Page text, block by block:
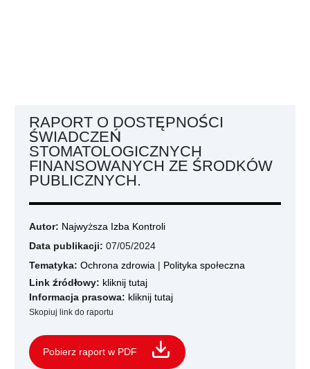
RAPORT O DOSTĘPNOŚCI
ŚWIADCZEŃ
STOMATOLOGICZNYCH
FINANSOWANYCH ZE ŚRODKÓW
PUBLICZNYCH.
Autor: Najwyższa Izba Kontroli
Data publikacji: 07/05/2024
Tematyka: Ochrona zdrowia | Polityka społeczna
Link źródłowy: kliknij tutaj
Informacja prasowa: kliknij tutaj
Skopiuj link do raportu
Pobierz raport w PDF